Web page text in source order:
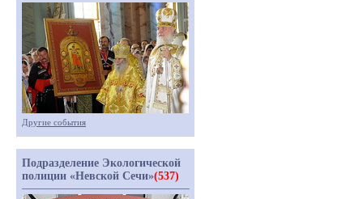
Другие события
Подразделение Экологической
полиции «Невской Сечи»(537)